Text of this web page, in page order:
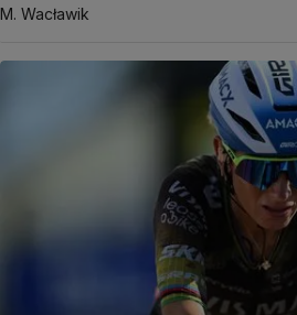
M. Wacławik